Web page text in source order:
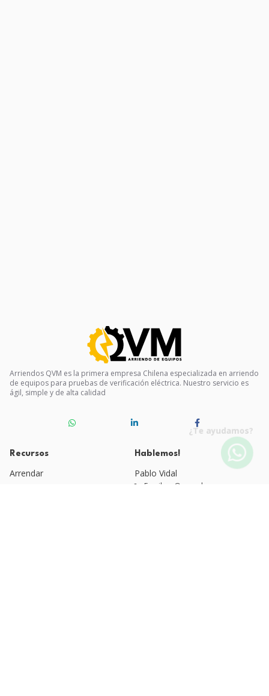
¿Te ayudamos?
Arriendos QVM es la primera empresa Chilena especializada en arriendo
de equipos para pruebas de verificación eléctrica. Nuestro servicio es
ágil, simple y de alta calidad
Recursos
Arrendar
Hablemos!
Pablo Vidal
Email: pv@qvm.cl